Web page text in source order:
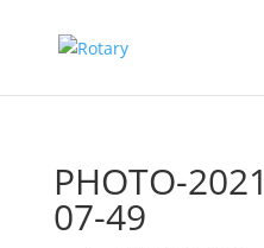
PHOTO-
07-49